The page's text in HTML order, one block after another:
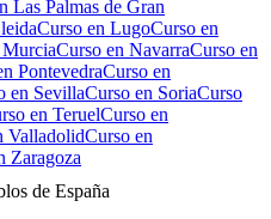
Las Palmas de Gran
Curso en LugoCurso en
MurciaCurso en NavarraCurso en
PontevedraCurso en
en SevillaCurso en SoriaCurso
en TeruelCurso en
ValladolidCurso en
Zaragoza
de España